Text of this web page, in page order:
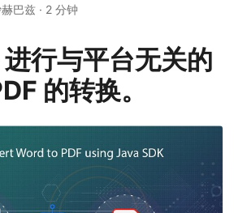
赫巴兹 · 2 分钟
行与平台无关的
的转换。